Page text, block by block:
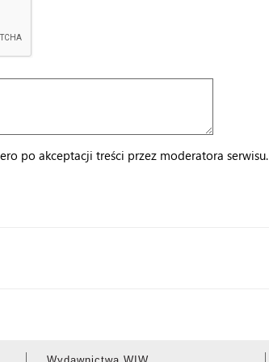
po akceptacji treści przez moderatora serwisu.